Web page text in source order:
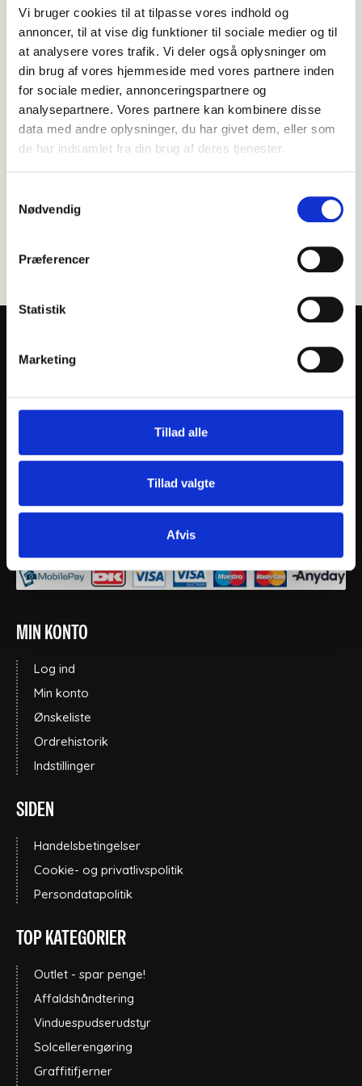
Vi bruger cookies til at tilpasse vores indhold og
annoncer, til at vise dig funktioner til sociale medier og til
at analysere vores trafik. Vi deler også oplysninger om
din brug af vores hjemmeside med vores partnere inden
for sociale medier, annonceringspartnere og
analysepartnere. Vores partnere kan kombinere disse
data med andre oplysninger, du har givet dem, eller som
de har indsamlet fra din brug af deres tjenester.
Nødvendig
Præferencer
Statistik
Marketing
Tillad alle
Tillad valgte
Afvis
Miljøhensyn / genbrug:
Papirkurven kan efter endt levetid blot bortskaffes med
almindeligt husholdningsaffald.
TILFØJ TIL KURV
Måske er du også interesseret i følgende
produkter:
THY CLEAN APS
+45 2169 5655
post@thy-clean.dk
Gartnerivej 26, 7500, Holstebro
Telefontid:
MIN KONTO
Log ind
Min konto
Ønskeliste
Ordrehistorik
Indstillinger
SIDEN
Handelsbetingelser
Cookie- og privatlivspolitik
Persondatapolitik
TOP KATEGORIER
Outlet - spar penge!
Affaldshåndtering
Vinduespudserudstyr
Solcellerengøring
Graffitifjerner